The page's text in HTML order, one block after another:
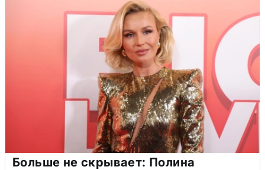
Больше не скрывает: Полина